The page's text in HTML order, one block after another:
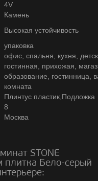
4V
Камень
Высокая устойчивость
упаковка
офис, спальня, кухня,
гостинная, прихожая,
образование, гостинница,
комната
Плинтус пластик,Подложка
8
Москва
STONE
плитка Бело-серый